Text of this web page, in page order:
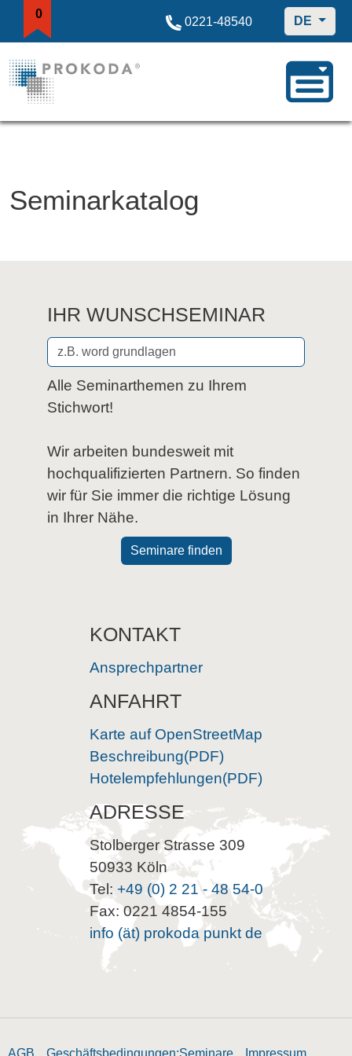
0
0221-48540 DE
Seminarkatalog
IHR WUNSCHSEMINAR
Alle Seminarthemen zu Ihrem
Stichwort!
Wir arbeiten bundesweit mit
hochqualifizierten Partnern. So finden
wir für Sie immer die richtige Lösung
in Ihrer Nähe.
Seminare finden
KONTAKT
Ansprechpartner
ANFAHRT
Karte auf OpenStreetMap
Beschreibung(PDF)
Hotelempfehlungen(PDF)
ADRESSE
Stolberger Strasse 309
50933 Köln
Tel: +49 (0) 2 21 - 48 54-0
Fax: 0221 4854-155
info (ät) prokoda punkt de
AGB Geschäftsbedingungen:Seminare Impressum